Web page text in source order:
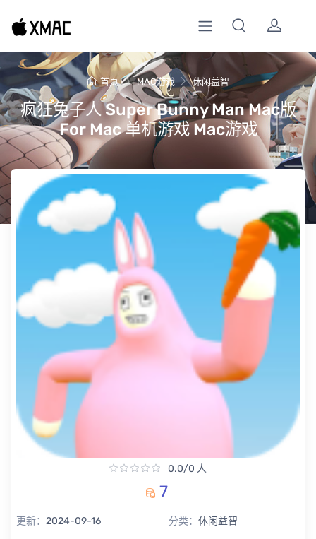
首页 MAC游戏 休闲益智
疯狂兔子人 Super Bunny Man Mac版
For Mac 单机游戏 Mac游戏
0.0/0 人
7
更新： 2024-09-16 分类： 休闲益智